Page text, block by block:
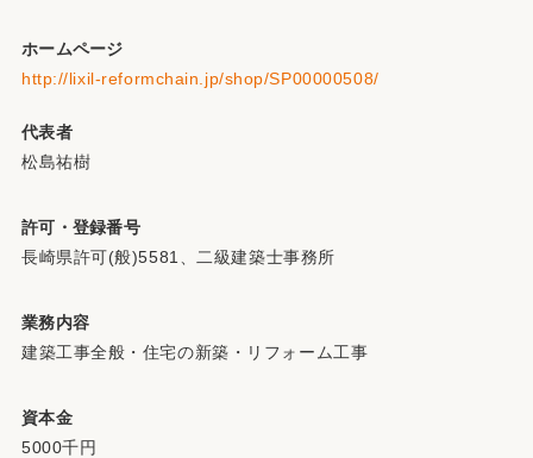
ホームページ
http://lixil-reformchain.jp/shop/SP00000508/
代表者
松島祐樹
許可・登録番号
長崎県許可(般)5581、二級建築士事務所
業務内容
建築工事全般・住宅の新築・リフォーム工事
資本金
5000千円